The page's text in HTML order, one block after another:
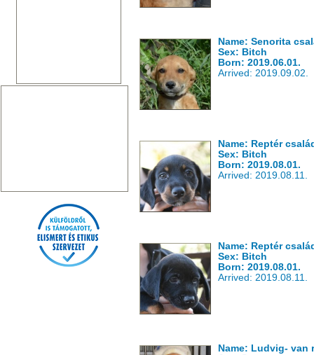
Name: Senorita
Sex: Bitch
Born: 2019.06.01.
Arrived: 2019.09.02.
Name: Reptér
Sex: Bitch
Born: 2019.08.01.
Arrived: 2019.08.11.
Name: Reptér
Sex: Bitch
Born: 2019.08.01.
Arrived: 2019.08.11.
Name: Ludvig- van